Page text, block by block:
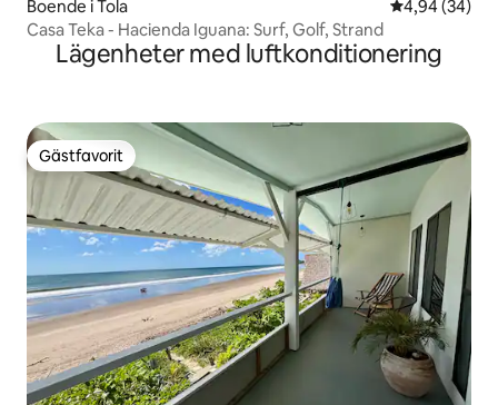
Boende i Tola 4,94 av 5 i
4,94 (34)
Casa Teka - Hacienda Iguana: Surf, Golf, Strand
Lägenheter med luftkonditionering
Gästfavorit
Gästfavorit